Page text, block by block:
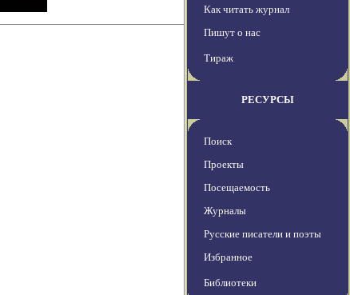
Как читать журнал
Пишут о нас
Тираж
РЕСУРСЫ
Поиск
Проекты
Посещаемость
Журналы
Русские писатели и поэты
Избранное
Библиотеки